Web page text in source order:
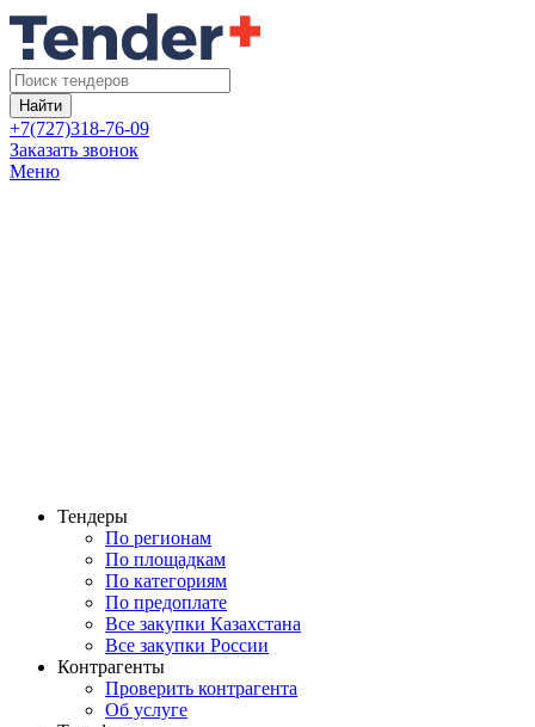
Найти
+7(727)318-76-09
Заказать звонок
Меню
Тендеры
По регионам
По площадкам
По категориям
По предоплате
Все закупки Казахстана
Все закупки России
Контрагенты
Проверить контрагента
Об услуге